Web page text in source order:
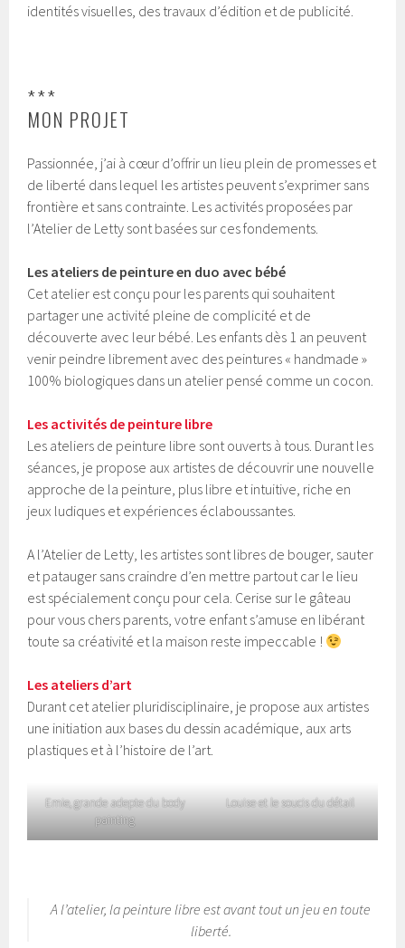
identités visuelles, des travaux d’édition et de publicité.
***
MON PROJET
Passionnée, j’ai à cœur d’offrir un lieu plein de promesses et
de liberté dans lequel les artistes peuvent s’exprimer sans
frontière et sans contrainte. Les activités proposées par
l’Atelier de Letty sont basées sur ces fondements.
Les ateliers de peinture en duo avec bébé
Cet atelier est conçu pour les parents qui souhaitent
partager une activité pleine de complicité et de
découverte avec leur bébé. Les enfants dès 1 an peuvent
venir peindre librement avec des peintures « handmade »
100% biologiques dans un atelier pensé comme un cocon.
Les activités de peinture libre
Les ateliers de peinture libre sont ouverts à tous. Durant les
séances, je propose aux artistes de découvrir une nouvelle
approche de la peinture, plus libre et intuitive, riche en
jeux ludiques et expériences éclaboussantes.
A l’Atelier de Letty, les artistes sont libres de bouger, sauter
et patauger sans craindre d’en mettre partout car le lieu
est spécialement conçu pour cela. Cerise sur le gâteau
pour vous chers parents, votre enfant s’amuse en libérant
toute sa créativité et la maison reste impeccable !
Les ateliers d’art
Durant cet atelier pluridisciplinaire, je propose aux artistes
une initiation aux bases du dessin académique, aux arts
plastiques et à l’histoire de l’art.
Emie, grande adepte du body
painting
Louise et le soucis du détail
A l’atelier, la peinture libre est avant tout un jeu en toute
liberté.